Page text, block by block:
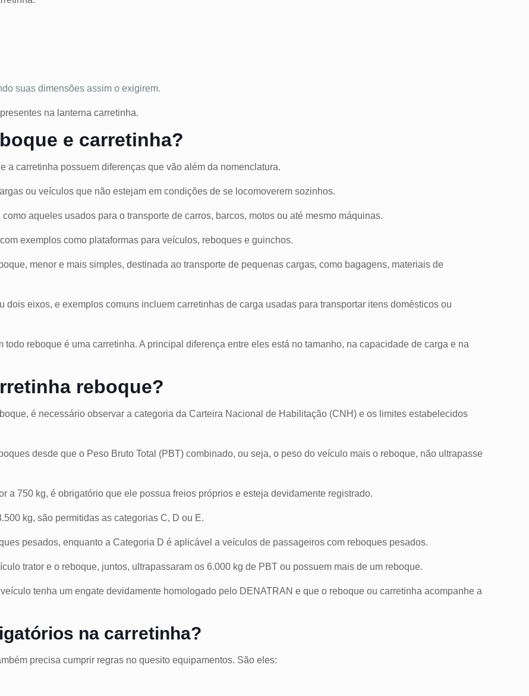
suas dimensões assim o exigirem.
na lanterna carretinha.
e carretinha?
a carretinha possuem diferenças que vão além da nomenclatura.
ou veículos que não estejam em condições de se locomoverem sozinhos.
aqueles usados ​​para o transporte de carros, barcos, motos ou até mesmo máquinas.
exemplos como plataformas para veículos, reboques e guinchos.
menor e mais simples, destinada ao transporte de pequenas cargas, como bagagens, materiais de
dois eixos, e exemplos comuns incluem carretinhas de carga usadas para transportar itens domésticos ou
reboque é uma carretinha. A principal diferença entre eles está no tamanho, na capacidade de carga e na
reboque?
é necessário observar a categoria da Carteira Nacional de Habilitação (CNH) e os limites estabelecidos
desde que o Peso Bruto Total (PBT) combinado, ou seja, o peso do veículo mais o reboque, não ultrapasse
a 750 kg, é obrigatório que ele possua freios próprios e esteja devidamente registrado.
kg, são permitidas as categorias C, D ou E.
pesados, enquanto a Categoria D é aplicável a veículos de passageiros com reboques pesados.
trator e o reboque, juntos, ultrapassaram os 6.000 kg de PBT ou possuem mais de um reboque.
tenha um engate devidamente homologado pelo DENATRAN e que o reboque ou carretinha acompanhe a
na carretinha?
precisa cumprir regras no quesito equipamentos. São eles: